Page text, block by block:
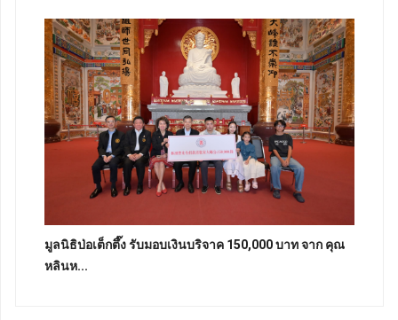
มูลนิธิป่อเต็กตึ๊ง รับมอบเงินบริจาค 150,000 บาท จาก คุณ
หลินห...